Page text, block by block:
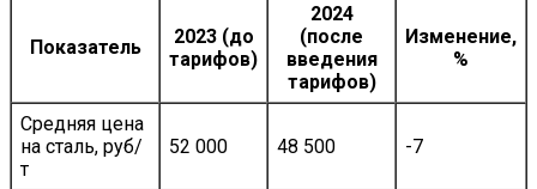
Показатель
2023 (до
тарифов)
2024
(после
введения
тарифов)
Изменение,
%
Средняя цена
на сталь, руб/
т
52 000 48 500 -7